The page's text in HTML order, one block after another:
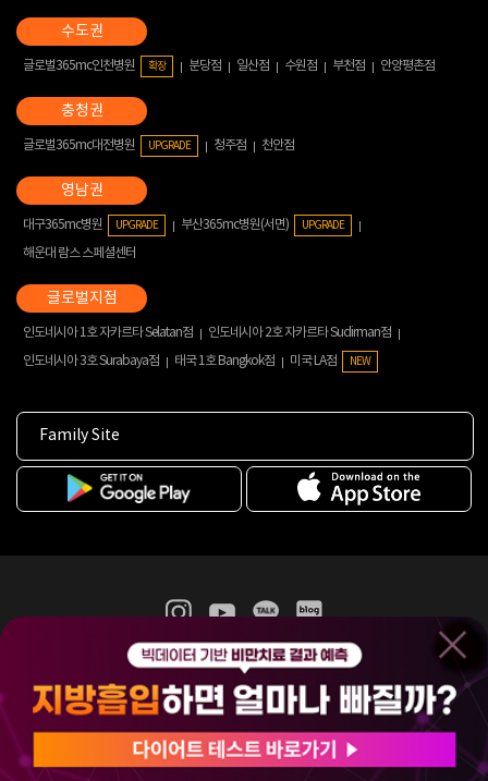
글로벌365mc인천병원 확장 분당점 일산점 수원점 부천점 안양평촌점
글로벌365mc대전병원 UPGRADE 청주점 천안점
대구365mc병원 UPGRADE 부산365mc병원(서면) UPGRADE
해운대 람스 스페셜센터
인도네시아 1호 자카르타 Selatan점
인도네시아 2호 자카르타 Sudirman점
인도네시아 3호 Surabaya점
태국 1호 Bangkok점 미국 LA점 NEW
Family Site
365mc 병·의원 이용약관
홈페이지 이용약관
비급여진료수가
(주)365mcㅣ서울특별시 서초구 서초대로52길 7, 3~4층(서초동, 제일빌딩)
120-87-04354ㅣ김남철
COPYRIGHT(C) 2025 365mc. ALL RIGHTS RESERVED.